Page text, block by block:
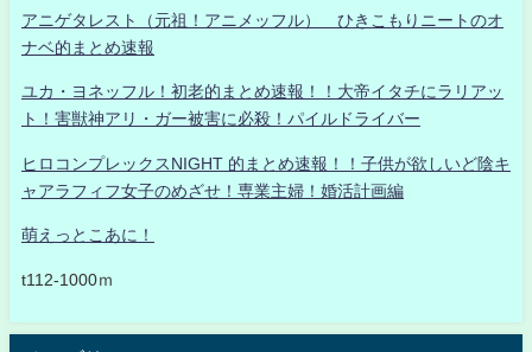
アニゲタレスト（元祖！アニメッフル） ひきこもりニートのオ
ナベ的まとめ速報
ユカ・ヨネッフル！初老的まとめ速報！！大帝イタチにラリアッ
ト！害獣神アリ・ガー被害に必殺！パイルドライバー
ヒロコンプレックスNIGHT 的まとめ速報！！子供が欲しいど陰キ
ャアラフィフ女子のめざせ！専業主婦！婚活計画編
萌えっとこあに！
t112-1000ｍ